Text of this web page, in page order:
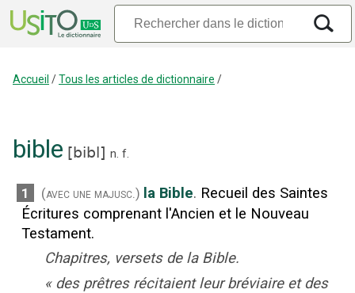
Accueil /Tous les articles de dictionnaire /
bible [bibl ] n. f.
1 (avec une majusc.) la Bible. Recueil des Saintes
Écritures comprenant l'Ancien et le Nouveau
Testament.
Chapitres, versets de la Bible.
« des prêtres récitaient leur bréviaire et des